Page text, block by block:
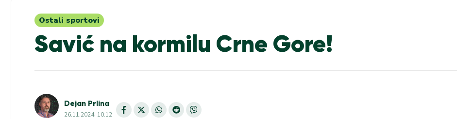
Ostali sportovi
Savić na kormilu Crne Gore!
Dejan Prlina
26.11.2024. 10:12